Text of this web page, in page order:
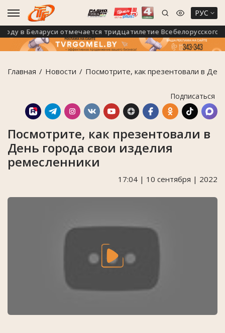
РУС
в Беларуси отмечается тридцатилетие Всебелорусского
Главная Новости Посмотрите, как презентовали в
Подписаться
Посмотрите, как презентовали в
День города свои изделия
ремесленники
17:04 | 10 сентября | 2022